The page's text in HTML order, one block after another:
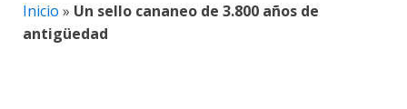
Inicio » Un sello cananeo de 3.800 años de
antigüedad